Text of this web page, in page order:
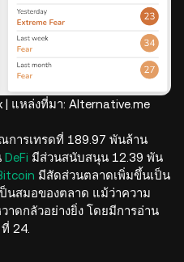
| แหล่งที่มา: Alternative.me
การเทรดที่ 189.97 พันล้าน
DeFi มีส่วนสนับสนุน 12.39 พัน
มีสัดส่วนตลาดเพิ่มขึ้นเป็น
นสมอของตลาด แม้ว่าความ
าดกลัวอย่างยิ่ง โดยมีการอ่าน
ที่ 24.